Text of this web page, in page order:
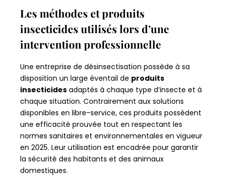
Les méthodes et produits
insecticides utilisés lors d’une
intervention professionnelle
Une entreprise de désinsectisation possède à sa
disposition un large éventail de produits
insecticides adaptés à chaque type d’insecte et à
chaque situation. Contrairement aux solutions
disponibles en libre-service, ces produits possèdent
une efficacité prouvée tout en respectant les
normes sanitaires et environnementales en vigueur
en 2025. Leur utilisation est encadrée pour garantir
la sécurité des habitants et des animaux
domestiques.